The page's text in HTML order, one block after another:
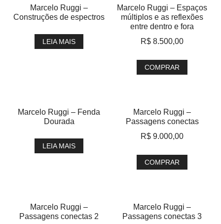
Marcelo Ruggi –
Construções de espectros
LEIA MAIS
Marcelo Ruggi – Espaços
múltiplos e as reflexões
entre dentro e fora
R$ 8.500,00
COMPRAR
Marcelo Ruggi – Fenda
Dourada
LEIA MAIS
Marcelo Ruggi –
Passagens conectas
R$ 9.000,00
COMPRAR
Marcelo Ruggi –
Passagens conectas 2
Marcelo Ruggi –
Passagens conectas 3